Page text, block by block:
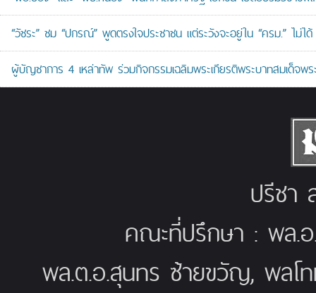
“วัชระ” ชม “ปกรณ์” พูดตรงใจประชาชน แต่ระวังจะอยู่ใน “ครม.” ไม่ได้
ผู้บัญชาการ 4 เหล่าทัพ ร่วมกิจกรรมเฉลิมพระเกียรติพระบาทสมเด็จพร
ปรีชา
คณะที่ปรึกษา : พล.
พล.ต.อ.สุนทร ซ้ายขวัญ, พล